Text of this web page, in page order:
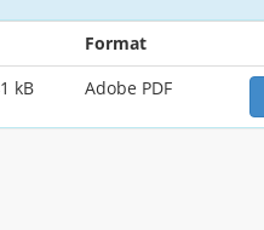
Format
kB Adobe PDF